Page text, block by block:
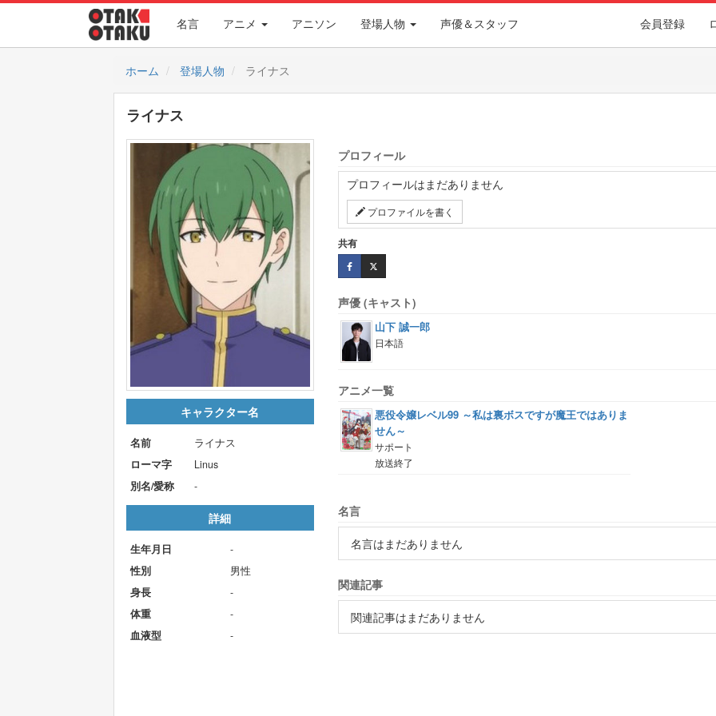
会員登録
名言 アニメ アニソン 登場人物 声優＆スタッフ
ホーム 登場人物 ライナス
ライナス
キャラクター名
名前
ライナス
ローマ字
Linus
別名/愛称
-
詳細
生年月日
-
性別
男性
身長
-
体重
-
血液型
-
プロフィール
プロフィールはまだありません
プロファイルを書く
共有
声優 (キャスト)
山下 誠一郎
日本語
アニメ一覧
悪役令嬢レベル99 ～私は裏ボスですが魔王ではありま
せん～
サポート
放送終了
名言
名言はまだありません
関連記事
関連記事はまだありません